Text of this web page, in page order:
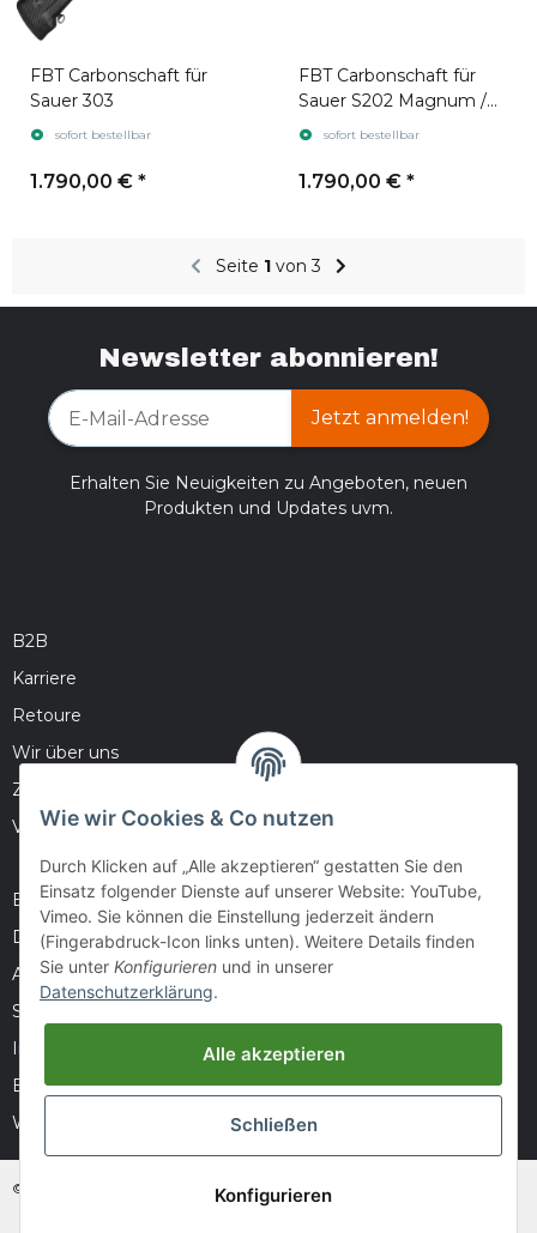
FBT Carbonschaft für
Sauer 303
sofort bestellbar
1.790,00 € *
FBT Carbonschaft für
Sauer S202 Magnum /
S404 Magnum / S505
sofort bestellbar
1.790,00 € *
Seite 1 von 3
Newsletter abonnieren!
Jetzt anmelden!
Erhalten Sie Neuigkeiten zu Angeboten, neuen
Produkten und Updates uvm.
B2B
Karriere
Retoure
Wir über uns
Zahlungsmöglichkeiten
Versandinformationen
Barrierefreiheitserklärung
Datenschutz
AGB
Sitemap
Batteriegesetzhinweise
Widerrufsrecht
© huntivity-group.at
Wie wir Cookies & Co nutzen
Durch Klicken auf „Alle akzeptieren“ gestatten Sie den
Einsatz folgender Dienste auf unserer Website: YouTube,
Vimeo. Sie können die Einstellung jederzeit ändern
(Fingerabdruck-Icon links unten). Weitere Details finden
Sie unter Konfigurieren und in unserer
Datenschutzerklärung.
Alle akzeptieren
Schließen
Konfigurieren